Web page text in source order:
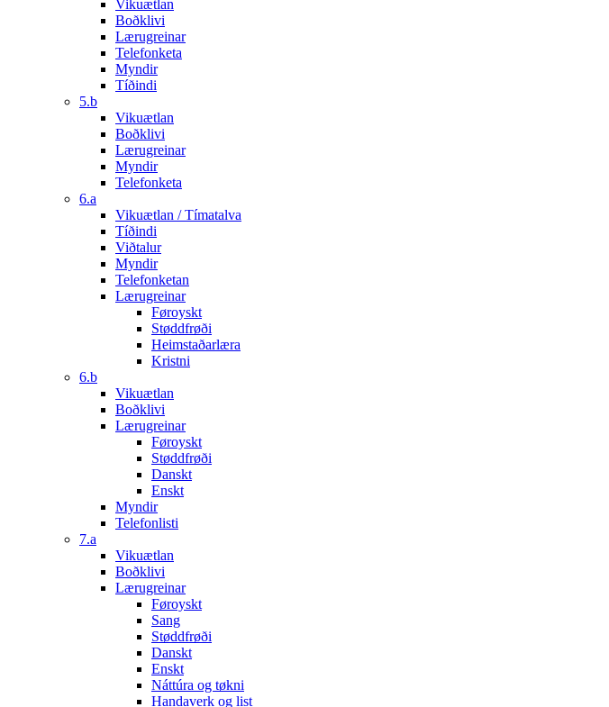
Vikuætlan
Boðklivi
Lærugreinar
Telefonketa
Myndir
Tíðindi
5.b
Vikuætlan
Boðklivi
Lærugreinar
Myndir
Telefonketa
6.a
Vikuætlan / Tímatalva
Tíðindi
Viðtalur
Myndir
Telefonketan
Lærugreinar
Føroyskt
Støddfrøði
Heimstaðarlæra
Kristni
6.b
Vikuætlan
Boðklivi
Lærugreinar
Føroyskt
Støddfrøði
Danskt
Enskt
Myndir
Telefonlisti
7.a
Vikuætlan
Boðklivi
Lærugreinar
Føroyskt
Sang
Støddfrøði
Danskt
Enskt
Náttúra og tøkni
Handaverk og list